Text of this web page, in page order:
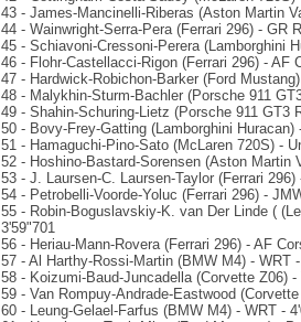
43 - James-Mancinelli-Riberas (Aston Martin
44 - Wainwright-Serra-Pera (Ferrari 296) - GR
45 - Schiavoni-Cressoni-Perera (Lamborghini
46 - Flohr-Castellacci-Rigon (Ferrari 296) - AF
47 - Hardwick-Robichon-Barker (Ford
48 - Malykhin-Sturm-Bachler (Porsche 911
49 - Shahin-Schuring-Lietz (Porsche 911 GT3
50 - Bovy-Frey-Gatting (Lamborghini Huracan)
51 - Hamaguchi-Pino-Sato (McLaren 720S) -
52 - Hoshino-Bastard-Sorensen (Aston Martin
53 - J. Laursen-C. Laursen-Taylor (Ferrari
54 - Petrobelli-Voorde-Yoluc (Ferrari 296) -
55 - Robin-Boguslavskiy-K. van Der Linde (
3'59"701
56 - Heriau-Mann-Rovera (Ferrari 296) - AF
57 - Al Harthy-Rossi-Martin (BMW M4) - WRT
58 - Koizumi-Baud-Juncadella (Corvette Z06)
59 - Van Rompuy-Andrade-Eastwood
60 - Leung-Gelael-Farfus (BMW M4) - WRT -